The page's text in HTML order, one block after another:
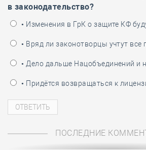
в законодательство?
• Изменения в ГрК о защите КФ
• Вряд ли законотворцы учтут все
• Дело дальше Нацобъединений и
• Придётся возвращаться к
ПОСЛЕДНИЕ